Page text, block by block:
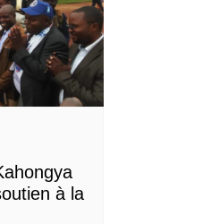
à la